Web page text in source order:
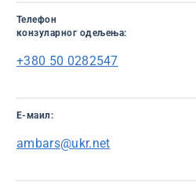
Телефон
конзуларног одељења:
+380 50 0282547
Е-маил:
ambars@ukr.net